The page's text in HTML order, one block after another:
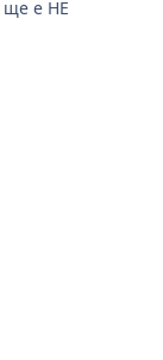
ще е НЕ